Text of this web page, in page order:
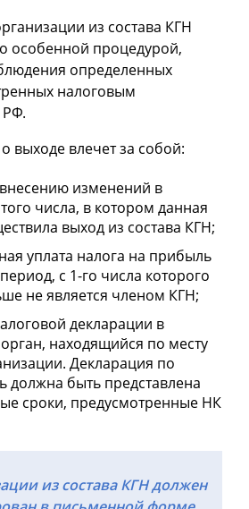
из состава КГН
особенной процедурой,
определенных
налоговым
РФ.
выходе влечет за собой:
изменений в
числа, в котором данная
выход из состава КГН;
уплата налога на прибыль
с 1-го числа которого
не является членом КГН;
декларации в
находящийся по месту
Декларация по
должна быть представлена
сроки, предусмотренные НК
из состава КГН должен